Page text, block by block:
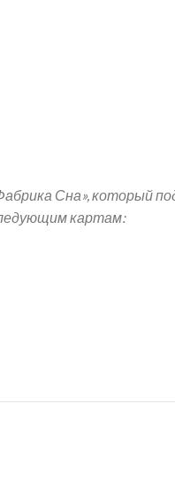
Сна», который
картам: